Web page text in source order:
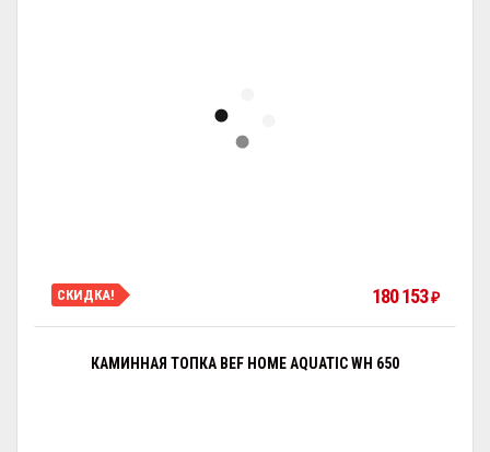
СКИДКА! 180 153₽
КАМИННАЯ ТОПКА BEF HOME AQUATIC WH 650